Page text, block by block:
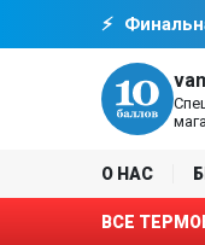
О НАС
ВСЕ